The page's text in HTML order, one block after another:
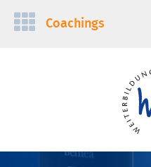
Navigation
Coachings